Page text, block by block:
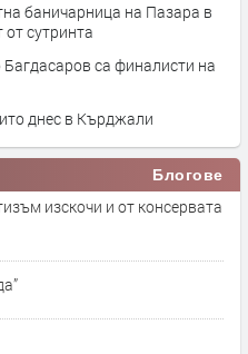
баничарница на Пазара в
сутринта
са финалисти на
днес в Кърджали
Блогове
изскочи и от консервата